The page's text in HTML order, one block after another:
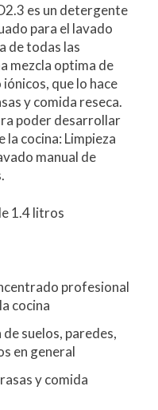
es un detergente
para el lavado
de todas las
mezcla optima de
que lo hace
y comida reseca.
poder desarrollar
cocina: Limpieza
manual de
1.4 litros
profesional
cocina
suelos, paredes,
en general
y comida